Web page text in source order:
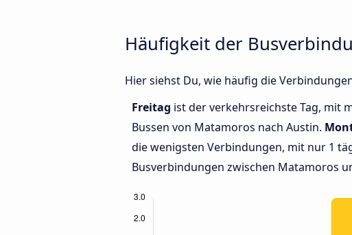
Häufigkeit der
Hier siehst Du, wie häufig die
Freitag ist der verkehrsreichste Tag, mit
Bussen von Matamoros nach Austin.
die wenigsten Verbindungen, mit nur 1
Busverbindungen zwischen Matamoros